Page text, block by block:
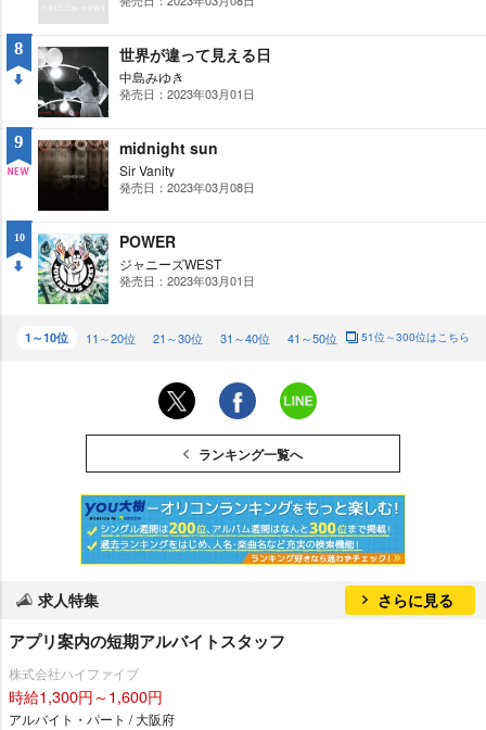
W
8
WN
世界が違って見える日
中島みゆき
発売日：2023年03月01日
9
W
midnight sun
Sir Vanity
発売日：2023年03月08日
10 POWER
ジャニーズWEST
発売日：2023年03月01日
1～10位 11～20位 21～30位 31～40位 41～50位 51位～300位はこちら
ランキング一覧へ
求人特集 さらに見る
アプリ案内の短期アルバイトスタッフ
株式会社ハイファイブ
時給1,300円～1,600円
アルバイト・パート / 大阪府